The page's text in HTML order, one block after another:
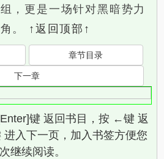
，更是一场针对黑暗势力
。 ↑返回顶部↑
章节目录
下一章
键 返回书目，按 ←键 返
入下一页，加入书签方便您
继续阅读。